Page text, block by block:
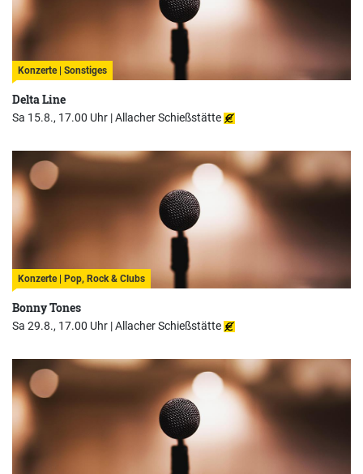
Konzerte | Sonstiges
Delta Line
Sa 15.8., 17.00 Uhr |Allacher Schießstätte
Konzerte | Pop, Rock & Clubs
Bonny Tones
Sa 29.8., 17.00 Uhr |Allacher Schießstätte